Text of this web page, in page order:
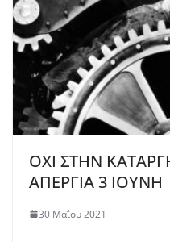
ΟΧΙ ΣΤΗΝ
ΑΠΕΡΓΙΑ 3 ΙΟΥΝΗ
30 Μαΐου 2021